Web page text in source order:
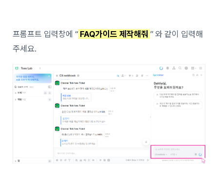
프롬프트 입력창에 “ FAQ가이드 제작해줘 ” 와 같이 입력해
주세요.